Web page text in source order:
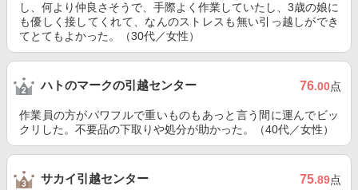
し、何より仲良さそうで、手際よく作業していたし、3歳の娘に
も優しく接してくれて、なんのストレスも無い引っ越しができ
てとてもよかった。（30代／女性）
ハトのマークの引越センター 76.00点
作業員の方がパワフルで重いものもあっと言う間に運んでビッ
クリした。不要品の下取りや処分が助かった。（40代／女性）
サカイ引越センター 75.89点